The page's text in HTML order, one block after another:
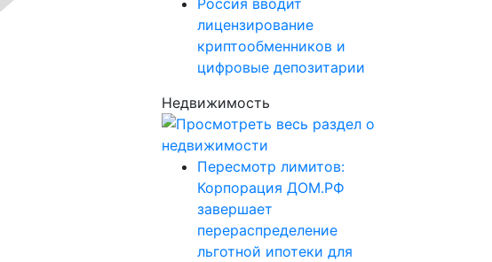
Россия вводит
лицензирование
криптообменников и
цифровые депозитарии
Недвижимость
Пересмотр лимитов:
Корпорация ДОМ.РФ
завершает
перераспределение
льготной ипотеки для